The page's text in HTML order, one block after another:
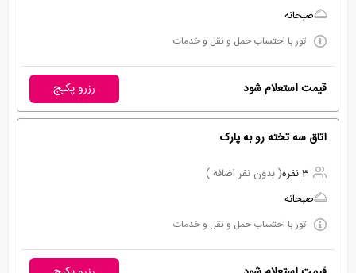
صبحانه
تور با احتساب حمل و نقل و خدمات
قیمت استعلام شود رزرو پکیج
اتاق سه تخته رو به پارک
3 نفره
( بدون نفر اضافه )
صبحانه
تور با احتساب حمل و نقل و خدمات